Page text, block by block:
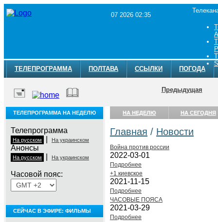
07 2026 02:35
ТЕЛЕПРОГРАММА ПОЛТАВА ССЫЛКИ ПОГОДА
Предыдущая
ТЕЛЕПРОГРАММА НА НЕДЕЛЮ
Телепрограмма
На русском На украинском
Анонсы
На русском На украинском
Часовой пояс:
СЕЙЧАС В ЭФИРЕ: ФИЛЬМЫ
НА НЕДЕЛЮ НА СЕГОДНЯ
Главная / Новости
Война против россии
2022-03-01
Подробнее
+1 киевское
2021-11-15
Подробнее
ЧАСОВЫЕ ПОЯСА
2021-03-29
Подробнее